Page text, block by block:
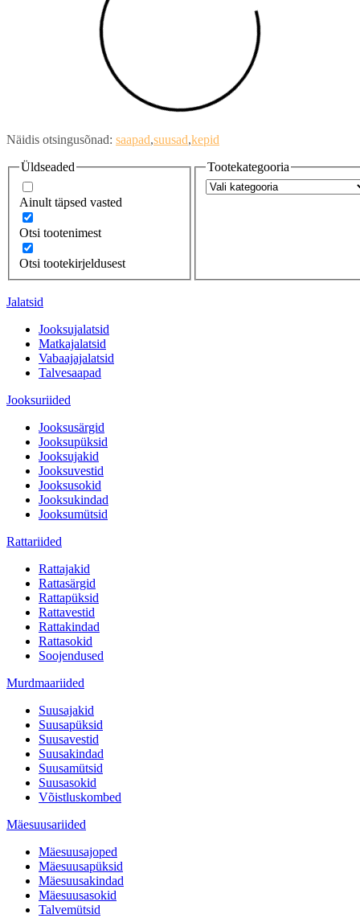
Näidis otsingusõnad: saapad suusad kepid
Üldseaded
Ainult täpsed vasted
Otsi tootenimest
Otsi tootekirjeldusest
Tootekategooria
Jalatsid
Jooksujalatsid
Matkajalatsid
Vabaajajalatsid
Talvesaapad
Jooksuriided
Jooksusärgid
Jooksupüksid
Jooksujakid
Jooksuvestid
Jooksusokid
Jooksukindad
Jooksumütsid
Rattariided
Rattajakid
Rattasärgid
Rattapüksid
Rattavestid
Rattakindad
Rattasokid
Soojendused
Murdmaariided
Suusajakid
Suusapüksid
Suusavestid
Suusakindad
Suusamütsid
Suusasokid
Võistluskombed
Mäesuusariided
Mäesuusajoped
Mäesuusapüksid
Mäesuusakindad
Mäesuusasokid
Talvemütsid